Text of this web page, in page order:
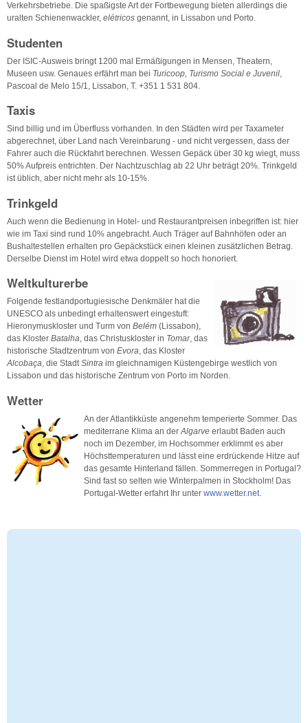
Verkehrsbetriebe. Die spaßigste Art der Fortbewegung bieten allerdings die
uralten Schienenwackler, elétricos genannt, in Lissabon und Porto.
Studenten
Der ISIC-Ausweis bringt 1200 mal Ermäßigungen in Mensen, Theatern,
Museen usw. Genaues erfährt man bei Turicoop, Turismo Social e Juvenil
Pascoal de Melo 15/1, Lissabon, T. +351 1 531 804.
Taxis
Sind billig und im Überfluss vorhanden. In den Städten wird per Taxameter
abgerechnet, über Land nach Vereinbarung - und nicht vergessen, dass der
Fahrer auch die Rückfahrt berechnen. Wessen Gepäck über 30 kg wiegt, muss
50% Aufpreis entrichten. Der Nachtzuschlag ab 22 Uhr beträgt 20%. Trinkgeld
ist üblich, aber nicht mehr als 10-15%.
Trinkgeld
Auch wenn die Bedienung in Hotel- und Restaurantpreisen inbegriffen ist: hier
wie im Taxi sind rund 10% angebracht. Auch Träger auf Bahnhöfen oder an
Bushaltestellen erhalten pro Gepäckstück einen kleinen zusätzlichen Betrag.
Derselbe Dienst im Hotel wird etwa doppelt so hoch honoriert.
Weltkulturerbe
Folgende festlandportugiesische Denkmäler hat die
UNESCO als unbedingt erhaltenswert eingestuft:
Hieronymuskloster und Turm von Belém (Lissabon),
das Kloster Batalha, das Christuskloster in Tomar, das
historische Stadtzentrum von Evora, das Kloster
Alcobaça, die StadtSintra im gleichnamigen Küstengebirge westlich von
Lissabon und das historische Zentrum von Porto im Norden.
Wetter
An der Atlantikküste angenehm temperierte Sommer. Das
mediterrane Klima an der Algarve erlaubt Baden auch
noch im Dezember, im Hochsommer erklimmt es aber
Höchsttemperaturen und lässt eine erdrückende Hitze auf
das gesamte Hinterland fällen. Sommerregen in Portugal?
Sind fast so selten wie Winterpalmen in Stockholm! Das
Portugal-Wetter erfahrt Ihr unter www.wetter.net